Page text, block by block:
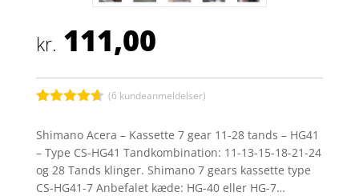
kr. 111,00
ud af 5
baseret på
kundebedø
mmelser
(6 kundeanmeldelser)
Shimano Acera – Kassette 7 gear 11-28 tands – HG41
– Type CS-HG41 Tandkombination: 11-13-15-18-21-24
og 28 Tands klinger. Shimano 7 gears kassette type
CS-HG41-7 Anbefalet kæde: HG-40 eller HG-7…